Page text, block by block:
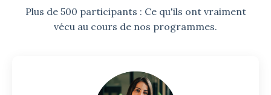
Plus de 500 participants : Ce qu'ils ont vraiment
vécu au cours de nos programmes.